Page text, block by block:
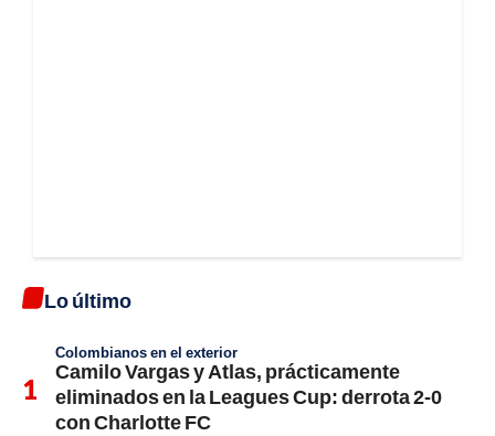
Lo último
Colombianos en el exterior
Camilo Vargas y Atlas, prácticamente
eliminados en la Leagues Cup: derrota 2-0
con Charlotte FC